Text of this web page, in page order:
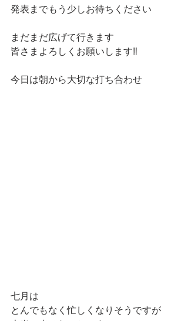
発表までもう少しお待ちください
まだまだ広げて行きます
皆さまよろしくお願いします‼️
今日は朝から大切な打ち合わせ
七月は
とんでもなく忙しくなりそうですが